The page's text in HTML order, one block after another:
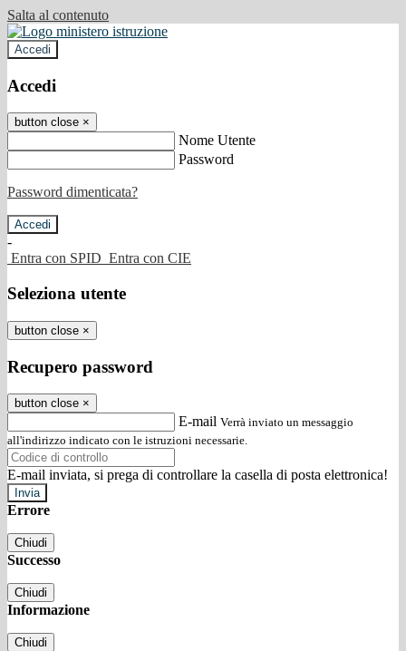
Salta al contenuto
Accedi
Accedi
button close ×
Nome Utente
Password
Password dimenticata?
-
Entra con SPID Entra con CIE
Seleziona utente
button close ×
Recupero password
button close ×
E-mail Verrà inviato un messaggio
all'indirizzo indicato con le istruzioni necessarie.
E-mail inviata, si prega di controllare la casella di posta elettronica!
Errore
Chiudi
Successo
Chiudi
Informazione
Chiudi